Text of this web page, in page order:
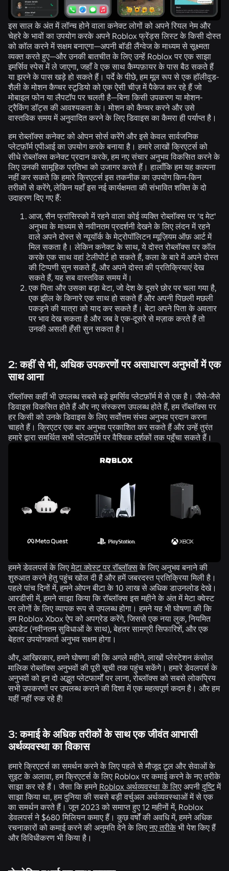
इस साल के अंत में लॉन्च होने वाला कनेक्ट लोगों को अपने रियल नेम और
चेहरे के भावों का उपयोग करके अपने Roblox फ्रेंड्स लिस्ट के किसी दोस्त
को कॉल करने में सक्षम बनाएगा—अपनी बॉडी लैंग्वेज के माध्यम से सूक्ष्मता
व्यक्त करते हुए—और उनकी बातचीत के लिए उन्हें Roblox पर एक साझा
इमर्सिव स्पेस में ले जाएगा, जहाँ वे एक साथ कैम्पफ़ायर के पास बैठ सकते हैं
या झरने के पास खड़े हो सकते हैं। पर्दे के पीछे, हम मूल रूप से एक हॉलीवुड-
शैली के मोशन कैप्चर स्टूडियो को एक ऐसी चीज़ में पैकेज कर रहे हैं जो
मोबाइल फोन या लैपटॉप पर चलती है—बिना किसी उपकरण या मोशन-
ट्रैकिंग डॉट्स की आवश्यकता के। मोशन को कैप्चर करने और उसे
वास्तविक समय में अनुवादित करने के लिए डिवाइस का कैमरा ही पर्याप्त है।
हम रोब्लॉक्स कनेक्ट को ओपन सोर्स करेंगे और इसे केवल सार्वजनिक
प्लेटफ़ॉर्म एपीआई का उपयोग करके बनाया है। हमारे लाखों क्रिएटर्स को
सीधे रोब्लॉक्स कनेक्ट प्रदान करके, हम नए संचार अनुभव विकसित करने के
लिए उनकी सामूहिक प्रतिभा को उजागर करते हैं। हालाँकि हम यह कल्पना
नहीं कर सकते कि हमारे क्रिएटर्स इस तकनीक का उपयोग किन-किन
तरीकों से करेंगे, लेकिन यहाँ इस नई कार्यक्षमता की संभावित शक्ति के दो
उदाहरण दिए गए हैं:
आज, सैन फ्रांसिस्को में रहने वाला कोई व्यक्ति रोब्लॉक्स पर 'द मेट'
अनुभव के माध्यम से नवीनतम प्रदर्शनी देखने के लिए लंदन में रहने
वाले अपने दोस्त से न्यूयॉर्क के मेट्रोपॉलिटन म्यूज़ियम ऑफ़ आर्ट में
मिल सकता है। लेकिन कनेक्ट के साथ, ये दोस्त रोब्लॉक्स पर कॉल
करके एक साथ वहां टेलीपोर्ट हो सकते हैं, कला के बारे में अपने दोस्त
की टिप्पणी सुन सकते हैं, और अपने दोस्त की प्रतिक्रियाएं देख
सकते हैं, यह सब वास्तविक समय में।
एक पिता और उसका बड़ा बेटा, जो देश के दूसरे छोर पर चला गया है,
एक झील के किनारे एक साथ हो सकते हैं और अपनी पिछली मछली
पकड़ने की यात्रा को याद कर सकते हैं। बेटा अपने पिता के अवतार
पर भाव देख सकता है और जब वे एक-दूसरे से मज़ाक करते हैं तो
उनकी असली हँसी सुन सकता है।
2: कहीं से भी, अधिक उपकरणों पर असाधारण अनुभवों में एक
साथ आना
रॉब्लॉक्स कहीं भी उपलब्ध सबसे बड़े इमर्सिव प्लेटफ़ॉर्म में से एक है। जैसे-जैसे
डिवाइस विकसित होते हैं और नए संस्करण उपलब्ध होते हैं, हम रॉब्लॉक्स पर
हर किसी को उनके डिवाइस के लिए सर्वोत्तम संभव अनुभव प्रदान करना
चाहते हैं। क्रिएटर एक बार अनुभव प्रकाशित कर सकते हैं और उन्हें तुरंत
हमारे द्वारा समर्थित सभी प्लेटफ़ॉर्म पर वैश्विक दर्शकों तक पहुँचा सकते हैं।
हमने डेवलपर्स के लिएमेटा क्वेस्ट पर रॉब्लॉक्सके लिए अनुभव बनाने की
शुरुआत करने हेतु पहुंच खोल दी है और हमें जबरदस्त प्रतिक्रिया मिली है।
पहले पांच दिनों में, हमने ओपन बीटा के 10 लाख से अधिक डाउनलोड देखे।
आरडीसी में, हमने साझा किया कि रॉब्लॉक्स इस महीने के अंत में मेटा क्वेस्ट
पर लोगों के लिए व्यापक रूप से उपलब्ध होगा। हमने यह भी घोषणा की कि
हम Roblox Xbox ऐप को अपग्रेड करेंगे, जिससे एक नया लुक, नियमित
अपडेट (नवीनतम सुविधाओं के साथ), बेहतर सामग्री सिफारिशें, और एक
बेहतर उपयोगकर्ता अनुभव सक्षम होगा।
और, आखिरकार, हमने घोषणा की कि अगले महीने, लाखों प्लेस्टेशन कंसोल
मालिक रोब्लॉक्स अनुभवों की पूरी सूची तक पहुंच सकेंगे। हमारे डेवलपर्स के
अनुभवों को इन दो अद्भुत प्लेटफार्मों पर लाना, रोब्लॉक्स को सबसे लोकप्रिय
सभी उपकरणों पर उपलब्ध कराने की दिशा में एक महत्वपूर्ण कदम है। और हम
यहीं नहीं रुक रहे हैं!
3: कमाई के अधिक तरीकों के साथ एक जीवंत आभासी
अर्थव्यवस्था का विकास
हमारे क्रिएटर्स का समर्थन करने के लिए पहले से मौजूद टूल और सेवाओं के
सुइट के अलावा, हम क्रिएटर्स के लिए Roblox पर कमाई करने के नए तरीके
साझा कर रहे हैं। जैसा कि हमने Roblox अर्थव्यवस्था के लिए अपनीदृष्टिमें
साझा किया था, हम दुनिया की सबसे बड़ी वर्चुअल अर्थव्यवस्थाओं में से एक
का समर्थन करते हैं। जून 2023 को समाप्त हुए 12 महीनों में, Roblox
डेवलपर्स ने $680 मिलियन कमाए हैं। कुछ वर्षों की अवधि में, हमने अधिक
रचनाकारों को कमाई करने की अनुमति देने के लिएनए तरीके भी पेश किए हैं
और विविधीकरण भी किया है।